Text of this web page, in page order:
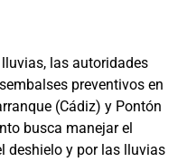
las autoridades
preventivos en
(Cádiz) y Pontón
busca manejar el
deshielo y por las lluvias